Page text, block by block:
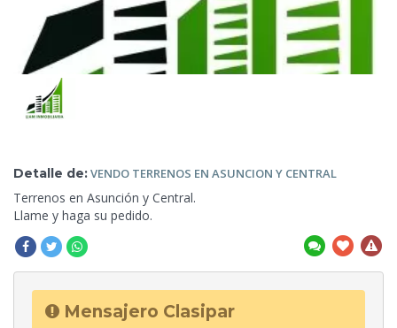
Detalle de:VENDO TERRENOS EN ASUNCION Y CENTRAL
Terrenos en Asunción y Central.
Llame y haga su pedido.
Mensajero Clasipar